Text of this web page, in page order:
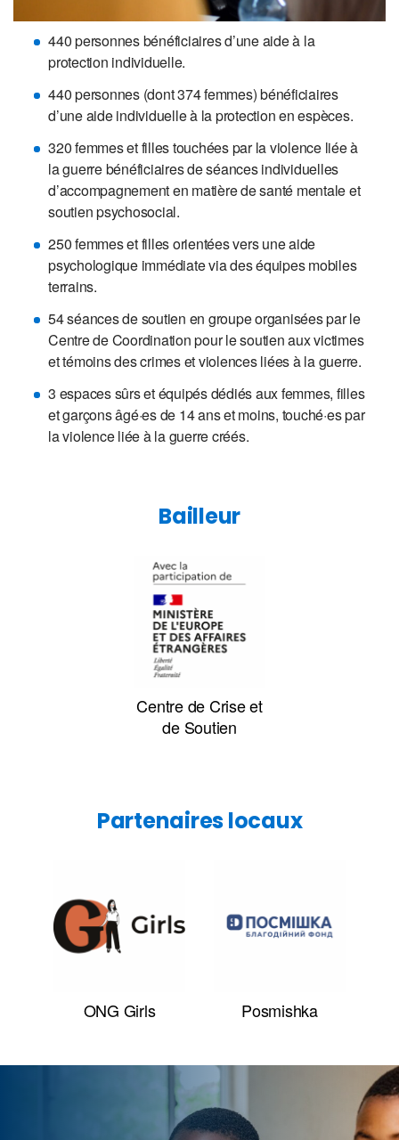
440 personnes bénéficiaires d’une aide à la
protection individuelle.
440 personnes (dont 374 femmes) bénéficiaires
d’une aide individuelle à la protection en espèces.
320 femmes et filles touchées par la violence liée à
la guerre bénéficiaires de séances individuelles
d’accompagnement en matière de santé mentale et
soutien psychosocial.
250 femmes et filles orientées vers une aide
psychologique immédiate via des équipes mobiles
terrains.
54 séances de soutien en groupe organisées par le
Centre de Coordination pour le soutien aux victimes
et témoins des crimes et violences liées à la guerre.
3 espaces sûrs et équipés dédiés aux femmes, filles
et garçons âgé·es de 14 ans et moins, touché·es par
la violence liée à la guerre créés.
Bailleur
Centre de Crise et
de Soutien
Partenaires locaux
ONG Girls Posmishka